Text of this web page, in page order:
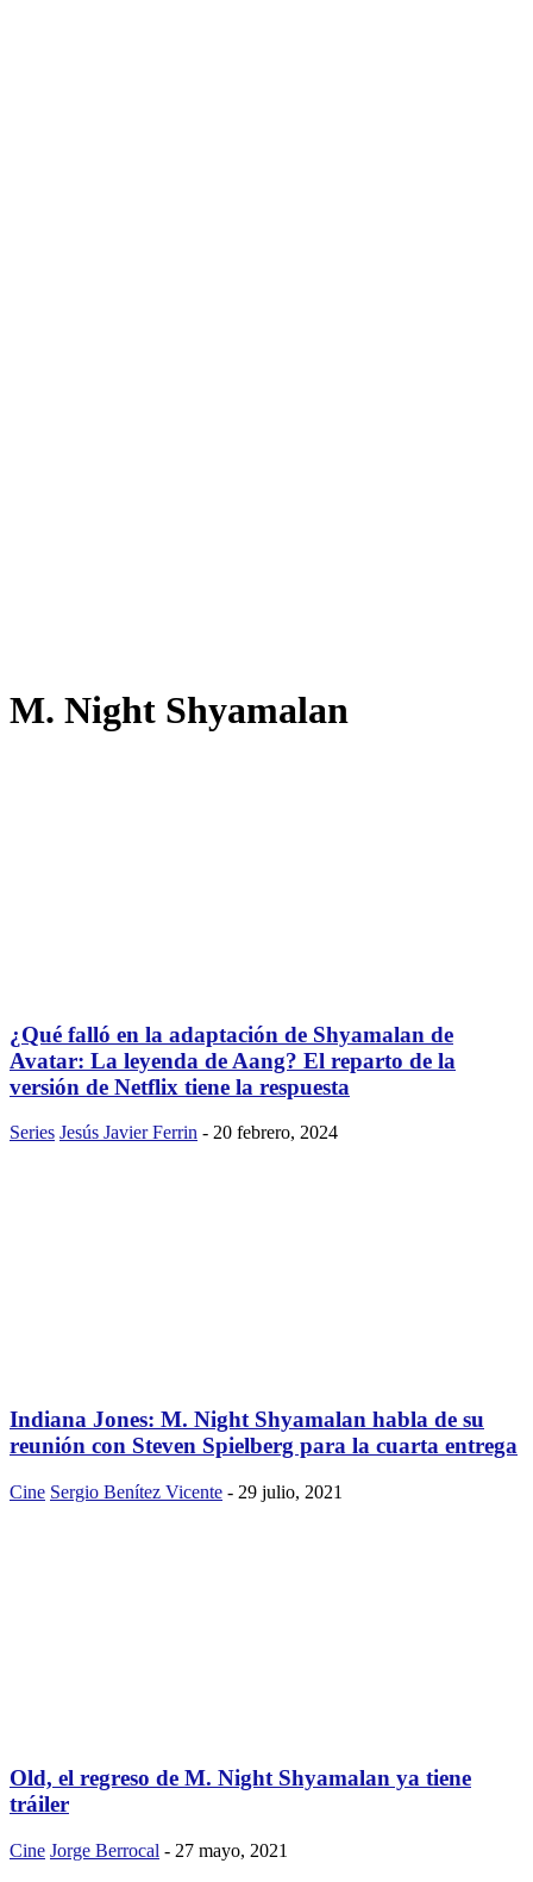
M. Night Shyamalan
¿Qué falló en la adaptación de Shyamalan de
Avatar: La leyenda de Aang? El reparto de la
versión de Netflix tiene la respuesta
Series Jesús Javier Ferrin - 20 febrero, 2024
Indiana Jones: M. Night Shyamalan habla de su
reunión con Steven Spielberg para la cuarta entrega
Cine Sergio Benítez Vicente - 29 julio, 2021
Old, el regreso de M. Night Shyamalan ya tiene
tráiler
Cine Jorge Berrocal - 27 mayo, 2021